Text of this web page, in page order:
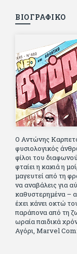
ΒΙΟΓΡΑΦΙΚΟ
Ο Αντώνης
φυσιολογικός
φίλοι του
φταίει η κακιά η
μαγευτεί από τη
να αναβάλεις για
καθυστερημένα –
έχει κάνει οκτώ
παράπονα από τη
ωραία παιδικά
Αγόρι, Μarvel
Αλέξανδρο Δουμά
τα αστυνομικά),